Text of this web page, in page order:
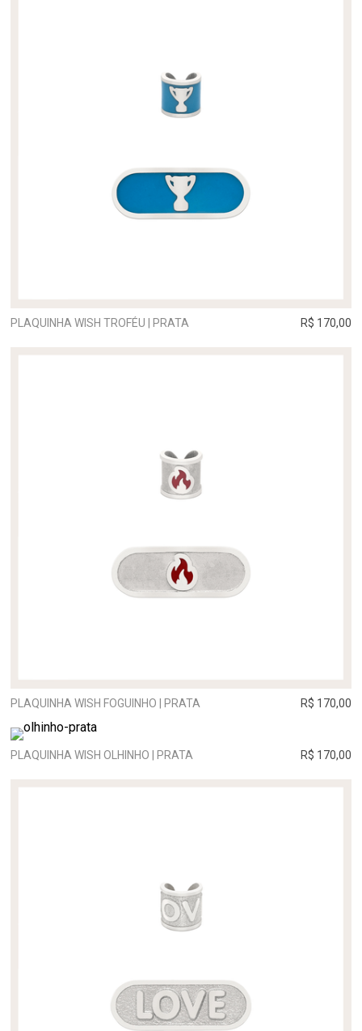
PLAQUINHA WISH TROFÉU | PRATA R$ 170,00
PLAQUINHA WISH FOGUINHO | PRATA R$ 170,00
PLAQUINHA WISH OLHINHO | PRATA R$ 170,00